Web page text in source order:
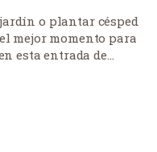
o plantar césped
mejor momento para
esta entrada de